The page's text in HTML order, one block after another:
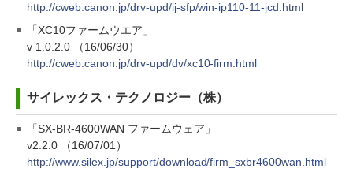
http://cweb.canon.jp/drv-upd/ij-sfp/win-ip110-11-jcd.html
「XC10ファームウエア」
v 1.0.2.0 （16/06/30）
http://cweb.canon.jp/drv-upd/dv/xc10-firm.html
サイレックス・テクノロジー（株）
「SX-BR-4600WAN ファームウェア」
v2.2.0 （16/07/01）
http://www.silex.jp/support/download/firm_sxbr4600wan.html